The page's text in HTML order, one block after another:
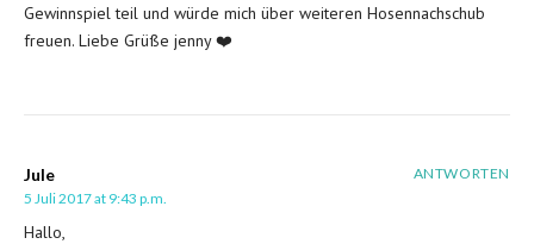
Gewinnspiel teil und würde mich über weiteren Hosennachschub
freuen. Liebe Grüße jenny ❤️
Jule
ANTWORTEN
5 Juli 2017 at 9:43 p.m.
Hallo,